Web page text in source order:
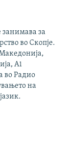
занимава за
во Скопје.
А1
во Радио
на